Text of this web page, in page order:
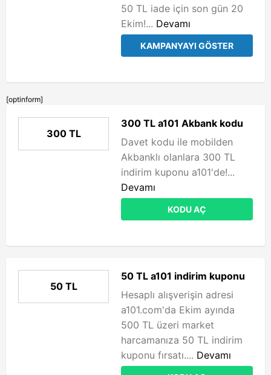
50 TL iade için son gün 20
Ekim!... Devamı
KAMPANYAYI GÖSTER
[optinform]
300 TL
300 TL a101 Akbank kodu
Davet kodu ile mobilden
Akbanklı olanlara 300 TL
indirim kuponu a101'de!...
Devamı
KODU AÇ
50 TL
50 TL a101 indirim kuponu
Hesaplı alışverişin adresi
a101.com'da Ekim ayında
500 TL üzeri market
harcamanıza 50 TL indirim
kuponu fırsatı.... Devamı